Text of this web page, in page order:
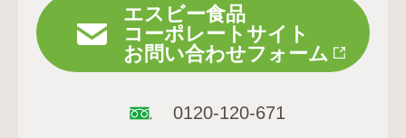
エスビー食品
コーポレートサイト
お問い合わせフォーム
0120-120-671